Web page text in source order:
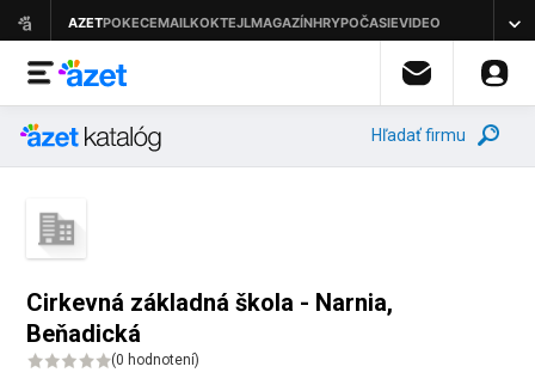
Hľadať firmu
Cirkevná základná škola - Narnia,
Beňadická
(0 hodnotení)